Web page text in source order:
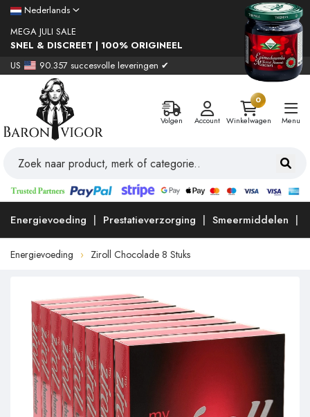
Nederlands
MEGA JULI SALE
SNEL & DISCREET | 100% ORIGINEEL
US
90.357 succesvolle leveringen ✔
Volgen Account
0
Winkelwagen
Menu
Energievoeding Prestatieverzorging Smeermiddelen
Energievoeding Ziroll Chocolade 8 Stuks